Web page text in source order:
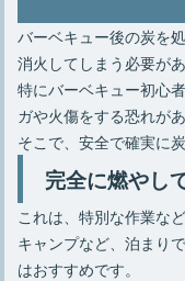
バーベキュー後の炭を
消火してしまう必要があ
特にバーベキュー初心
ガや火傷をする恐れがあ
そこで、安全で確実に
完全に燃やし
これは、特別な作業な
キャンプなど、泊まり
はおすすめです。